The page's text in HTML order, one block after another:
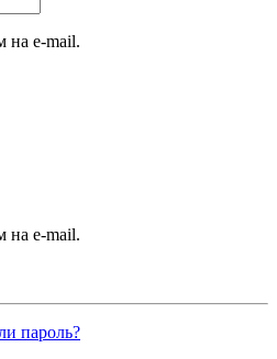
на e-mail.
на e-mail.
пароль?